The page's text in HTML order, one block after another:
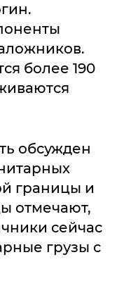
более 190
обсужден
границы и
отмечают,
сейчас
грузы с